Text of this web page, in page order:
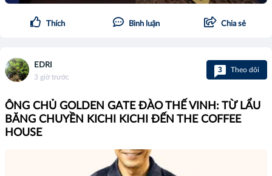
Thích Bình luận Chia sẻ
EDRI
3 giờ trước
3 Theo dõi
ÔNG CHỦ GOLDEN GATE ĐÀO THẾ VINH: TỪ LẨU
BĂNG CHUYỀN KICHI KICHI ĐẾN THE COFFEE
HOUSE